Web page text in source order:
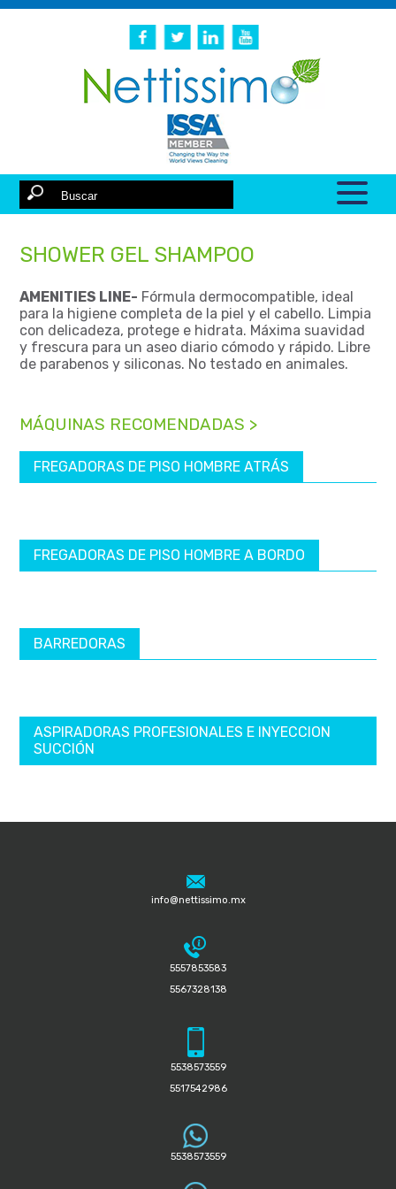
SHOWER GEL SHAMPOO
AMENITIES LINE- Fórmula dermocompatible, ideal
para la higiene completa de la piel y el cabello. Limpia
con delicadeza, protege e hidrata. Máxima suavidad
y frescura para un aseo diario cómodo y rápido. Libre
de parabenos y siliconas. No testado en animales.
MÁQUINAS RECOMENDADAS >
FREGADORAS DE PISO HOMBRE ATRÁS
FREGADORAS DE PISO HOMBRE A BORDO
BARREDORAS
ASPIRADORAS PROFESIONALES E INYECCION
SUCCIÓN
info@nettissimo.mx
5557853583
5567328138
5538573559
5517542986
5538573559